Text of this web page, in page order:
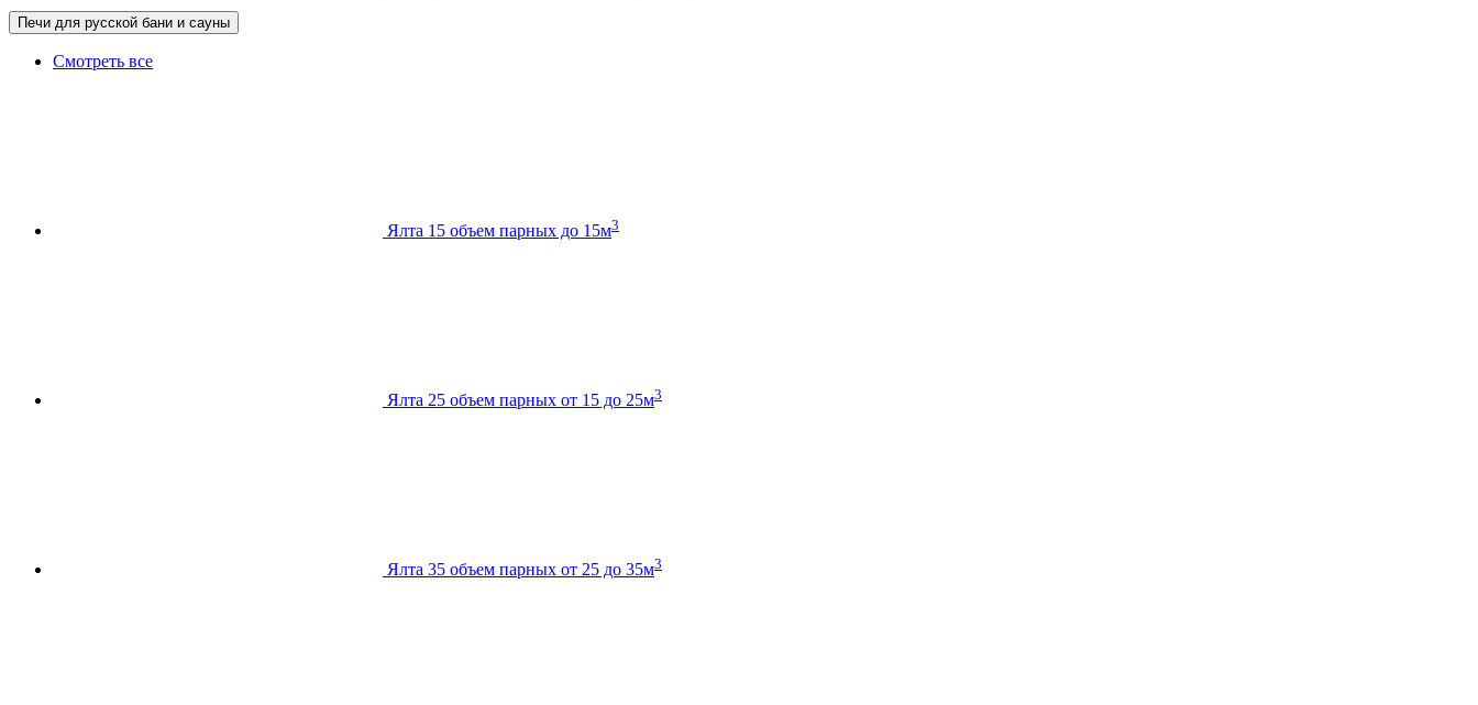
Печи для русской бани и сауны
Смотреть все
Ялта 15 объем парных до 15м3
Ялта 25 объем парных от 15 до 25м3
Ялта 35 объем парных от 25 до 35м3